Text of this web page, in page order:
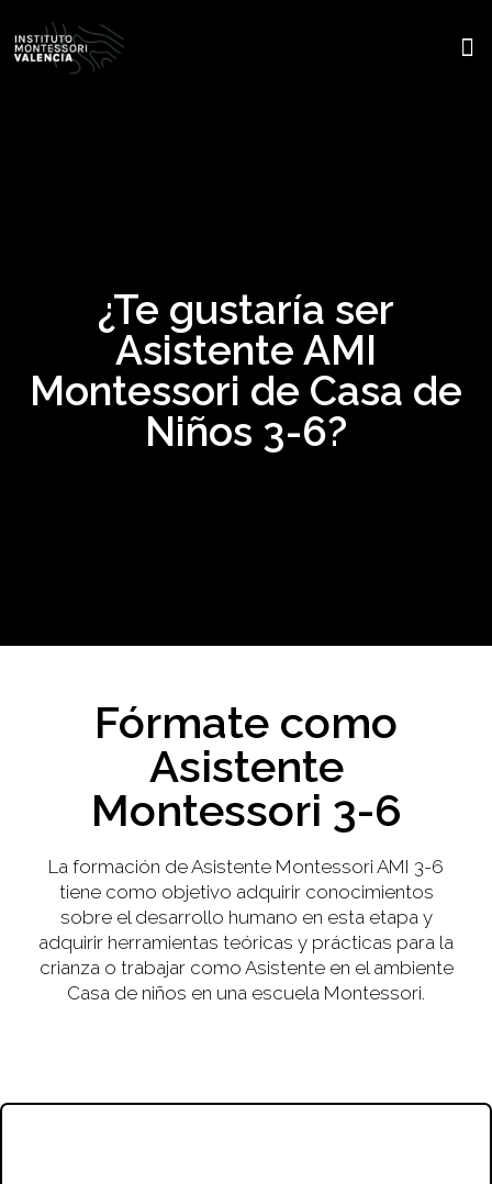
¿Te gustaría ser
Asistente AMI
Montessori de Casa de
Niños 3-6?
Fórmate como
Asistente
Montessori 3-6
La formación de Asistente Montessori AMI 3-6
tiene como objetivo adquirir conocimientos
sobre el desarrollo humano en esta etapa y
adquirir herramientas teóricas y prácticas para la
crianza o trabajar como Asistente en el ambiente
Casa de niños en una escuela Montessori.